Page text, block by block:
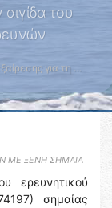
του
για τη …
ΜΕ ΞΕΝΗ ΣΗΜΑΙΑ
ερευνητικού
σημαίας